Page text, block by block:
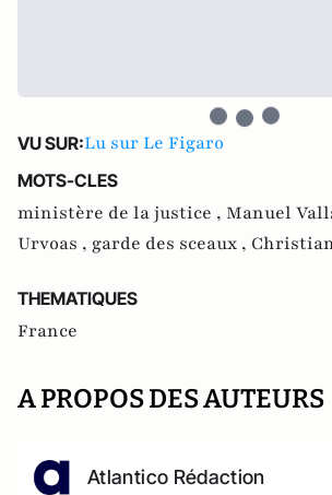
VU SUR:Lu sur Le Figaro
MOTS-CLES
ministère de la justice , Manuel
Urvoas , garde des sceaux ,
THEMATIQUES
France
A PROPOS DES AUTEURS
Atlantico Rédaction